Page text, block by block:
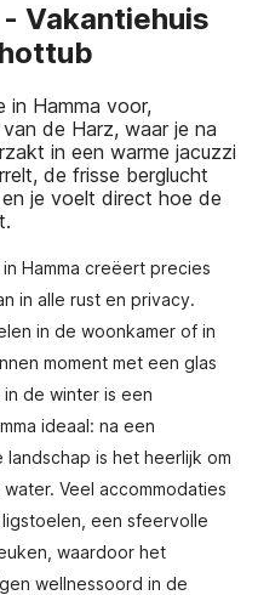
Vakantiehuis
in Hamma voor,
de Harz, waar je na
in een warme jacuzzi
de frisse berglucht
je voelt direct hoe de
Hamma creëert precies
in alle rust en privacy.
in de woonkamer of in
moment met een glas
de winter is een
ideaal: na een
is het heerlijk om
Veel accommodaties
een sfeervolle
waardoor het
wellnessoord in de